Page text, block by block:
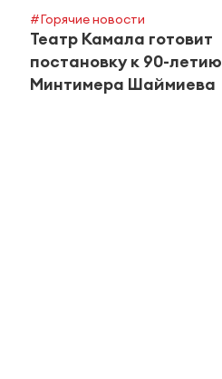
#Горячие новости
Театр Камала готовит
постановку к 90-летию
Минтимера Шаймиева